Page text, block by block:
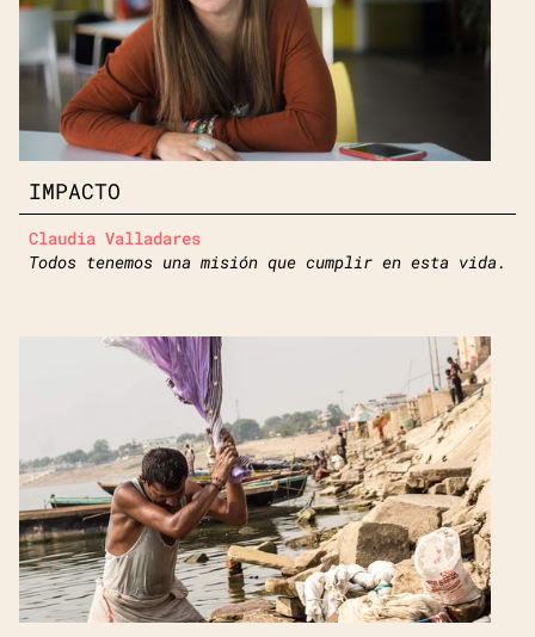
IMPACTO
Claudia Valladares
Todos tenemos una misión que cumplir en esta vida.